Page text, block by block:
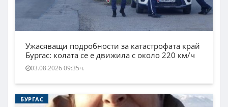
Ужасяващи подробности за катастрофата край
Бургас: колата се е движила с около 220 км/ч
03.08.2026 09:35ч.
БУРГАС